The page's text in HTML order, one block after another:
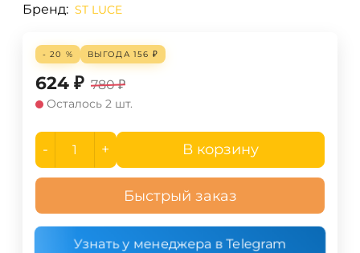
Бренд: ST LUCE
- 20 % ВЫГОДА 156 ₽
624 ₽ 780 ₽
Осталось 2 шт.
- + В корзину
Быстрый заказ
Узнать у менеджера в Telegram